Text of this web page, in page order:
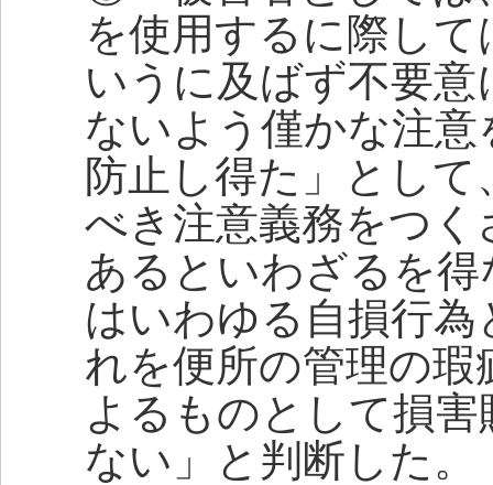
を使用するに際し
いうに及ばず不要
ないよう僅かな注
防止し得た」とし
べき注意義務をつ
あるといわざるを
はいわゆる自損行
れを便所の管理の
よるものとして損
ない」と判断した。